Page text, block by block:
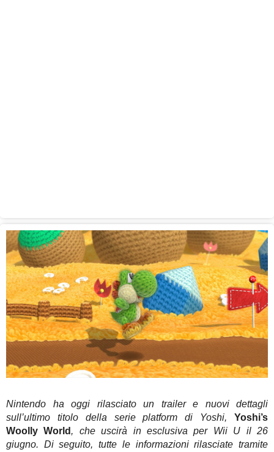
Nintendo ha oggi rilasciato un trailer e nuovi dettagli
sull’ultimo titolo della serie platform di Yoshi, Yoshi’s
Woolly World , che uscirà in esclusiva per Wii U il 26
giugno. Di seguito, tutte le informazioni rilasciate tramite